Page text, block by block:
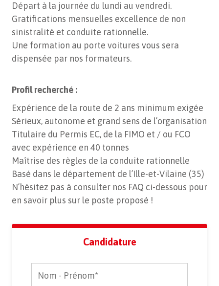
Candidature
Départ à la journée du lundi au vendredi.
Gratifications mensuelles excellence de non
sinistralité et conduite rationnelle.
Une formation au porte voitures vous sera
dispensée par nos formateurs.
Profil recherché :
Expérience de la route de 2 ans minimum exigée
Sérieux, autonome et grand sens de l’organisation
Titulaire du Permis EC, de la FIMO et / ou FCO
avec expérience en 40 tonnes
Maîtrise des règles de la conduite rationnelle
Basé dans le département de l’Ille-et-Vilaine (35)
N’hésitez pas à consulter nos FAQ ci-dessous pour
en savoir plus sur le poste proposé !